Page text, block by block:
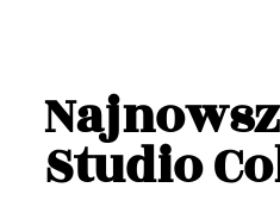
Studio